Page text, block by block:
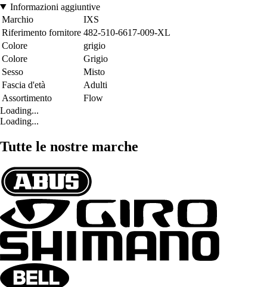
Informazioni aggiuntive
Marchio
IXS
Riferimento fornitore 482-510-6617-009-XL
Colore
grigio
Colore
Grigio
Sesso
Misto
Fascia d'età
Adulti
Assortimento
Flow
Loading...
Loading...
Tutte le nostre marche